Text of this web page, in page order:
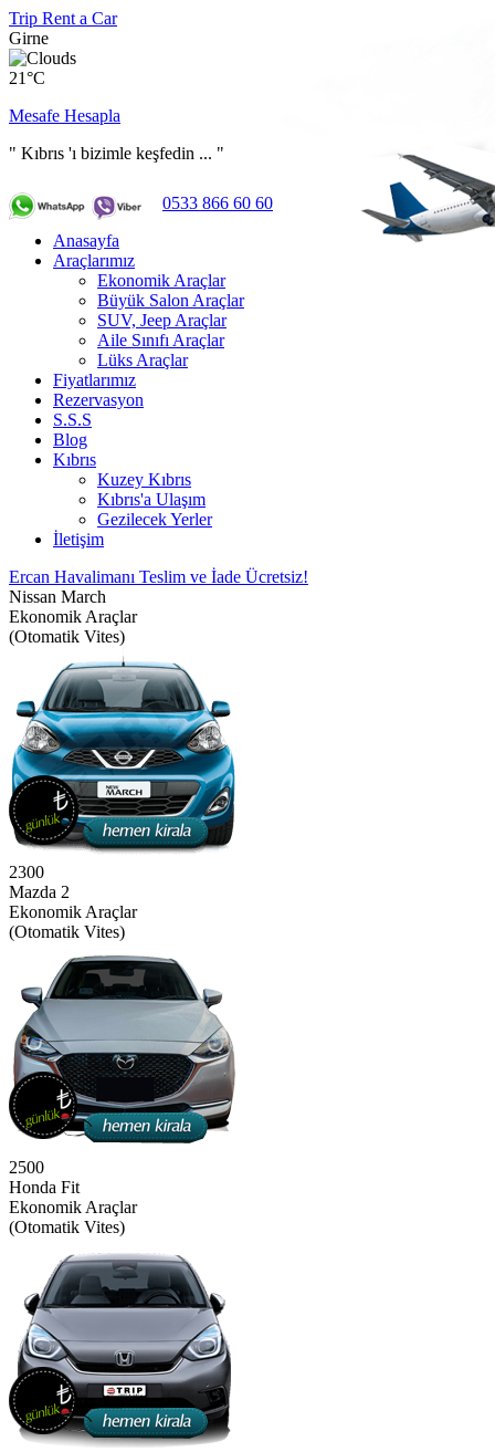
Trip Rent a Car
Girne
21°C
Mesafe Hesapla
" Kıbrıs 'ı bizimle keşfedin ... "
0533 866 60 60
Anasayfa
Araçlarımız
Ekonomik Araçlar
Büyük Salon Araçlar
SUV, Jeep Araçlar
Aile Sınıfı Araçlar
Lüks Araçlar
Fiyatlarımız
Rezervasyon
S.S.S
Blog
Kıbrıs
Kuzey Kıbrıs
Kıbrıs'a Ulaşım
Gezilecek Yerler
İletişim
Ercan Havalimanı Teslim ve İade Ücretsiz!
Nissan March
Ekonomik Araçlar
(Otomatik Vites)
2300
Mazda 2
Ekonomik Araçlar
(Otomatik Vites)
2500
Honda Fit
Ekonomik Araçlar
(Otomatik Vites)